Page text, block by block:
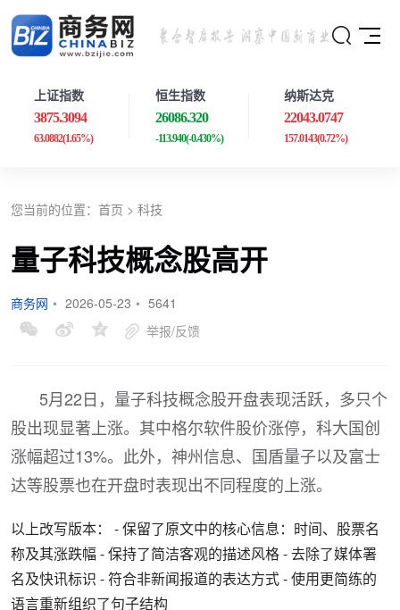
上证指数
3875.3094
63.0882(1.65%)
恒生指数
26086.320
-113.940(-0.430%)
纳斯达克
22043.0747
157.0143(0.72%)
您当前的位置： 首页 > 科技
量子科技概念股高开
商务网 • 2026-05-23 • 5641
举报/反馈
5月22日，量子科技概念股开盘表现活跃，多只个
股出现显著上涨。其中格尔软件股价涨停，科大国创
涨幅超过13%。此外，神州信息、国盾量子以及富士
达等股票也在开盘时表现出不同程度的上涨。
以上改写版本： - 保留了原文中的核心信息：时间、股票名
称及其涨跌幅 - 保持了简洁客观的描述风格 - 去除了媒体署
名及快讯标识 - 符合非新闻报道的表达方式 - 使用更简练的
语言重新组织了句子结构